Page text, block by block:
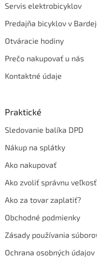
Servis elektrobicyklov
Predajňa bicyklov v
Otváracie hodiny
Prečo nakupovať u nás
Kontaktné údaje
Praktické
Sledovanie balíka DPD
Nákup na splátky
Ako nakupovať
Ako zvoliť správnu
Ako za tovar zaplatiť?
Obchodné podmienky
Zásady používania
Ochrana osobných údajov